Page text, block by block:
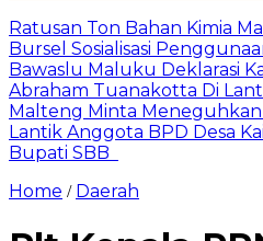
Ratusan Ton Bahan Kimia
Bursel Sosialisasi
Bawaslu Maluku Deklarasi
Abraham Tuanakotta Di
Malteng Minta Meneguhkan
Lantik Anggota BPD Desa
Bupati SBB
Home / Daerah